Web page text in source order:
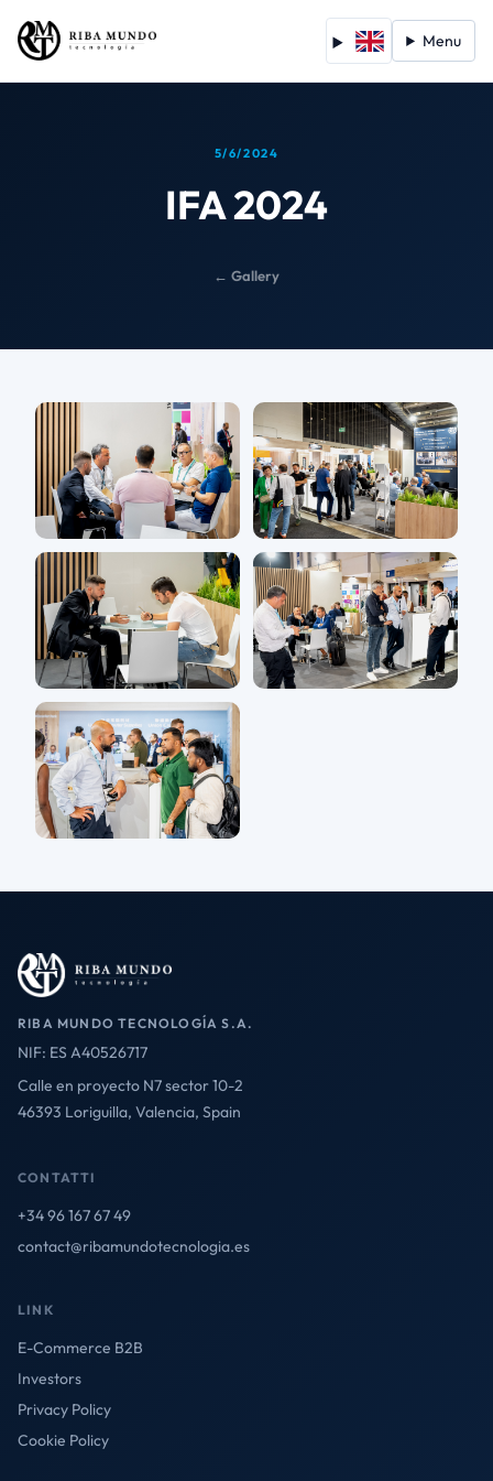
Menu
5/6/2024
IFA 2024
← Gallery
RIBA MUNDO TECNOLOGÍA S.A.
NIF: ES A40526717
Calle en proyecto N7 sector 10-2
46393 Loriguilla, Valencia, Spain
CONTATTI
+34 96 167 67 49
contact@ribamundotecnologia.es
LINK
E-Commerce B2B
Investors
Privacy Policy
Cookie Policy